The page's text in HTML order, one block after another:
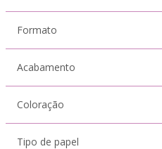
Formato
Acabamento
Coloração
Tipo de papel